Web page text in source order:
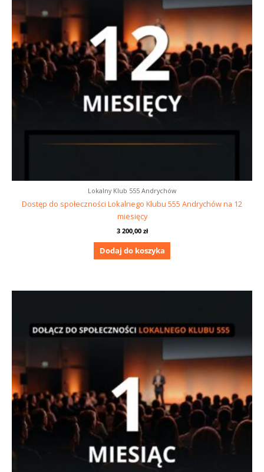
Lokalny Klub 555 Andrychów
Dostęp do społeczności Lokalnego Klubu 555 Andrychów na 12
miesięcy
3 200,00 zł
Dodaj do koszyka